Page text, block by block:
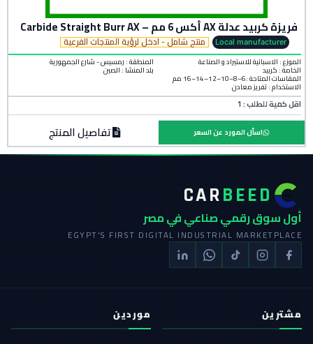
فريزة كربيد عدلة AX أكس 6 مم – Carbide Straight Burr AX
Local manufacturer منتج شامل - ادخل لرؤية المنتجات الفرعية
الموزع : الاسبانية للاستيراد و الصناعة
الخامة : كربيد
المنطقة : رمسيس - شارع الجمهورية
بلد المنشأ :الصين
المقاسات المتاحة :6–8–10–12–14–16 مم
الاستخدام : تفريز معادن
اقل كمية للطلب : 1
تفاصيل المنتج اسأل المورد عن السعر
CARBEED
أول سوق رقمي صناعي في مصر
EGYPT'S FIRST DIGITAL INDUSTRIAL MARKETPLACE
مشترين موردين